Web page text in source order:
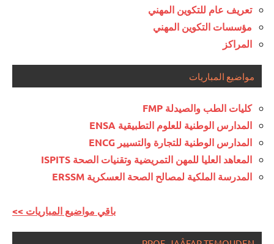
تعريف عام للتكوين المهني
مؤسسات التكوين المهني
المراكز
مواضيع المباريات
كليات الطب والصيدلة FMP
المدارس الوطنية للعلوم التطبيقية ENSA
المدارس الوطنية للتجارة والتسيير ENCG
المعاهد العليا للمهن التمريضية وتقنيات الصحة ISPITS
المدرسة الملكية لمصالح الصحة العسكرية ERSSM
<< باقي مواضيع المباريات